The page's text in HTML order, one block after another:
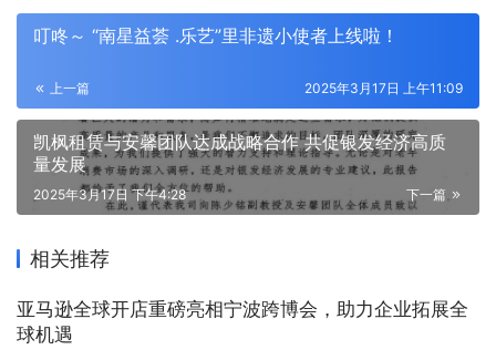
叮咚～ “南星益荟 .乐艺”里非遗小使者上线啦！
上一篇 2025年3月17日 上午11:09
凯枫租赁与安馨团队达成战略合作 共促银发经济高质
量发展
下一篇
2025年3月17日 下午4:28
相关推荐
亚马逊全球开店重磅亮相宁波跨博会，助力企业拓展全
球机遇